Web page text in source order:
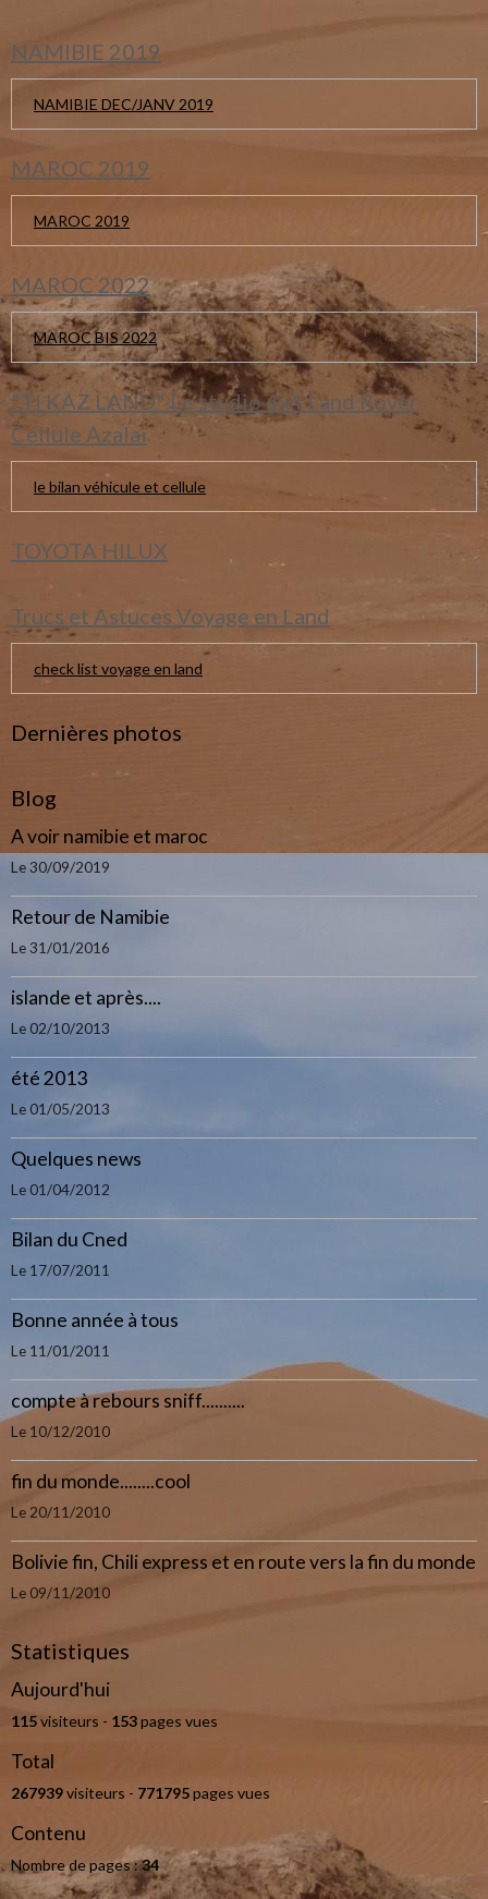
NAMIBIE 2019
NAMIBIE DEC/JANV 2019
MAROC 2019
MAROC 2019
MAROC 2022
MAROC BIS 2022
"TI KAZ LAND" Le studio 4x4 Land Rover
Cellule Azalai
le bilan véhicule et cellule
TOYOTA HILUX
Trucs et Astuces Voyage en Land
check list voyage en land
Dernières photos
Blog
A voir namibie et maroc
Le 30/09/2019
Retour de Namibie
Le 31/01/2016
islande et après....
Le 02/10/2013
été 2013
Le 01/05/2013
Quelques news
Le 01/04/2012
Bilan du Cned
Le 17/07/2011
Bonne année à tous
Le 11/01/2011
compte à rebours sniff..........
Le 10/12/2010
fin du monde........cool
Le 20/11/2010
Bolivie fin, Chili express et en route vers la fin du monde
Le 09/11/2010
Statistiques
Aujourd'hui
115visiteurs - 153pages vues
Total
267939visiteurs - 771795pages vues
Contenu
Nombre de pages :34